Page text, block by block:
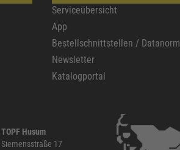
Serviceübersicht
App
Bestellschnittstellen / Datanorm
Newsletter
Katalogportal
TOPF Husum
Siemensstraße 17